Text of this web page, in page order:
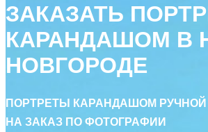
ЗАКАЗАТЬ
КАРАНДАШОМ В
НОВГОРОДЕ
ПОРТРЕТЫ КАРАНДАШОМ РУЧНОЙ
НА ЗАКАЗ ПО ФОТОГРАФИИ